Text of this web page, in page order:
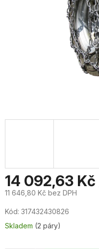
14 092,63 Kč
11 646,80 Kč bez DPH
cena:
Kód: 317432430826
Skladem (2 páry)